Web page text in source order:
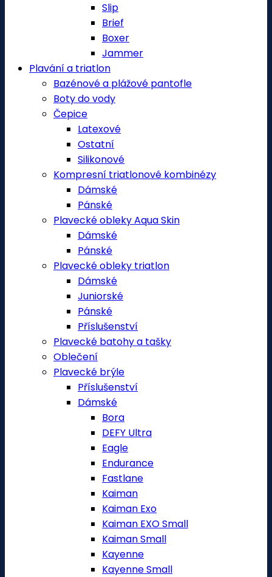
Slip
Brief
Boxer
Jammer
Plavání a triatlon
Bazénové a plážové pantofle
Boty do vody
Čepice
Latexové
Ostatní
Silikonové
Kompresní triatlonové kombinézy
Dámské
Pánské
Plavecké obleky Aqua Skin
Dámské
Pánské
Plavecké obleky triatlon
Dámské
Juniorské
Pánské
Příslušenství
Plavecké batohy a tašky
Oblečení
Plavecké brýle
Příslušenství
Dámské
Bora
DEFY Ultra
Eagle
Endurance
Fastlane
Kaiman
Kaiman Exo
Kaiman EXO Small
Kaiman Small
Kayenne
Kayenne Small